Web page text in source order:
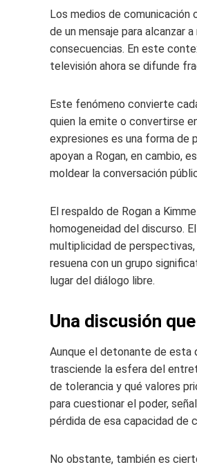
Los medios de comunicación
de un mensaje para alcanzar
consecuencias. En este
televisión ahora se difunde
Este fenómeno convierte
quien la emite o convertirse
expresiones es una forma de
apoyan a Rogan, en cambio,
moldear la conversación
El respaldo de Rogan a
homogeneidad del discurso.
multiplicidad de
resuena con un grupo
lugar del diálogo libre.
Una discusión
Aunque el detonante de esta
trasciende la esfera del
de tolerancia y qué valores
para cuestionar el poder,
pérdida de esa capacidad de
No obstante, también es